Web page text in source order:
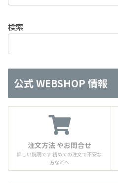
検索
公式 WEBSHOP 情報
注文方法 やお問合せ
詳しい説明です 初めての注文で不安な
方などへ